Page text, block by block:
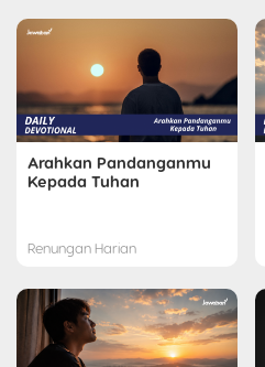
Arahkan Pandanganmu
Kepada Tuhan
Renungan Harian